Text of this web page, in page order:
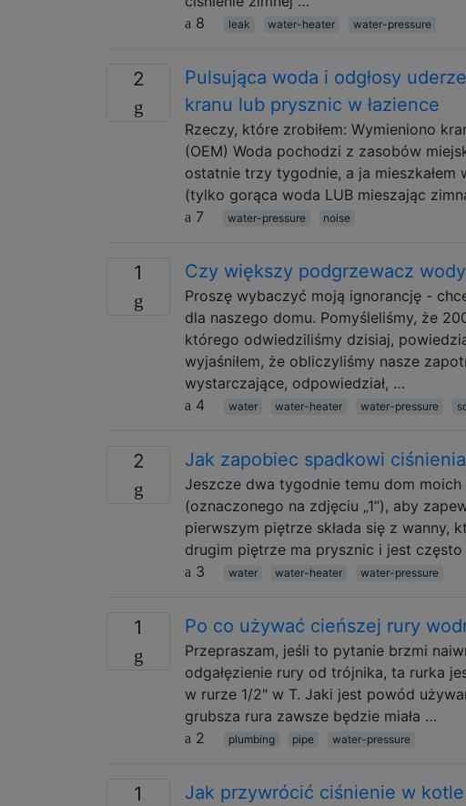
8
leak water-heater water-pressure
2
Pulsująca woda i odgłosy
kranu lub prysznic w łazience
Rzeczy, które zrobiłem: Wymieniono
(OEM) Woda pochodzi z zasobów
ostatnie trzy tygodnie, a ja
(tylko gorąca woda LUB mieszając
7
water-pressure noise
1 Czy większy podgrzewacz
Proszę wybaczyć moją ignorancję -
dla naszego domu. Pomyśleliśmy, że
którego odwiedziliśmy dzisiaj,
wyjaśniłem, że obliczyliśmy nasze
wystarczające, odpowiedział, …
4
water water-heater water-pressure
2 Jak zapobiec spadkowi
Jeszcze dwa tygodnie temu dom
(oznaczonego na zdjęciu „1”), aby
pierwszym piętrze składa się z wanny,
drugim piętrze ma prysznic i jest
3
water water-heater water-pressure
1 Po co używać cieńszej rury
Przepraszam, jeśli to pytanie brzmi
odgałęzienie rury od trójnika, ta rurka
w rurze 1/2" w T. Jaki jest powód
grubsza rura zawsze będzie miała …
2
plumbing pipe water-pressure
1 Jak przywrócić ciśnienie w